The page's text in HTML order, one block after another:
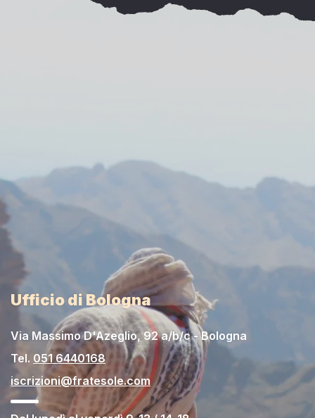
Ufficio di Bologna
Via Massimo D'Azeglio, 92 a/b/c - Bologna
Tel. 051 6440168
iscrizioni@fratesole.com